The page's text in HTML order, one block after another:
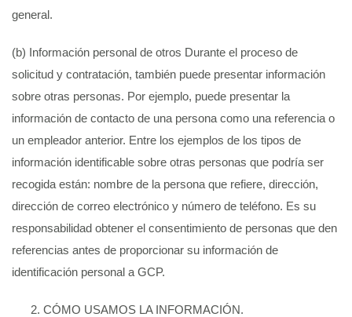
general.
(b) Información personal de otros Durante el proceso de
solicitud y contratación, también puede presentar información
sobre otras personas. Por ejemplo, puede presentar la
información de contacto de una persona como una referencia o
un empleador anterior. Entre los ejemplos de los tipos de
información identificable sobre otras personas que podría ser
recogida están: nombre de la persona que refiere, dirección,
dirección de correo electrónico y número de teléfono. Es su
responsabilidad obtener el consentimiento de personas que den
referencias antes de proporcionar su información de
identificación personal a GCP.
CÓMO USAMOS LA INFORMACIÓN.